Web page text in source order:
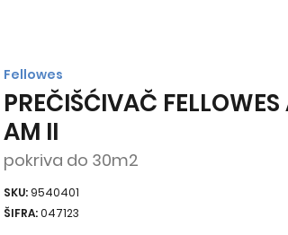
Fellowes
PREČIŠĆIVAČ
AM II
pokriva do 30m2
SKU: 9540401
ŠIFRA:047123